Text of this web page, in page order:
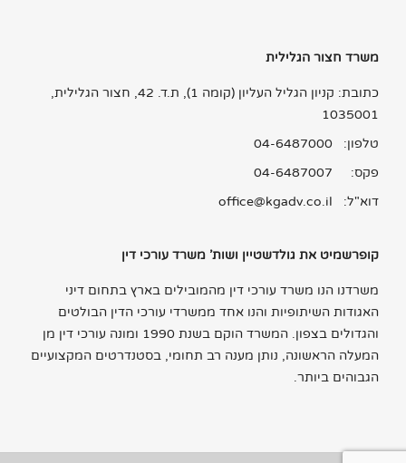
משרד חצור הגלילית
כתובת: קניון הגליל העליון (קומה 1), ת.ד. 42, חצור הגלילית,
1035001
טלפון: 04-6487000
פקס: 04-6487007
דוא"ל: office@kgadv.co.il
קופרשמיט את גולדשטיין ושות' משרד עורכי דין
משרדנו הנו משרד עורכי דין מהמובילים בארץ בתחום דיני
האגודות השיתופיות והנו אחד ממשרדי עורכי הדין הבולטים
והגדולים בצפון. המשרד הוקם בשנת 1990 ומונה עורכי דין מן
המעלה הראשונה, נותן מענה רב תחומי, בסטנדרטים המקצועיים
הגבוהים ביותר.